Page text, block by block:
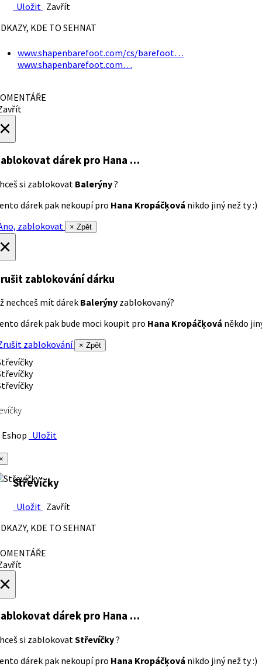
Uložit Zavřít
KDE TO SEHNAT
www.shapenbarefoot.com/cs/barefoot…
www.shapenbarefoot.com…
dárek pro Hana …
si zablokovat Balerýny?
dárek pak nekoupí pro Hana Kropáčķová nikdo jiný než ty :)
zablokovat
× Zpět
zablokování dárku
nechceš mít dárek Balerýny zablokovaný?
dárek pak bude moci koupit pro Hana Kropáčķová někdo
zablokování
× Zpět
Uložit
Střevíčky
Uložit Zavřít
KDE TO SEHNAT
dárek pro Hana …
si zablokovat Střevíčky?
dárek pak nekoupí pro Hana Kropáčķová nikdo jiný než ty :)